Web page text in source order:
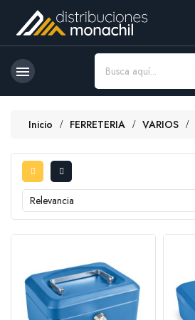

Inicio FERRETERIA VARIOS
Relevancia